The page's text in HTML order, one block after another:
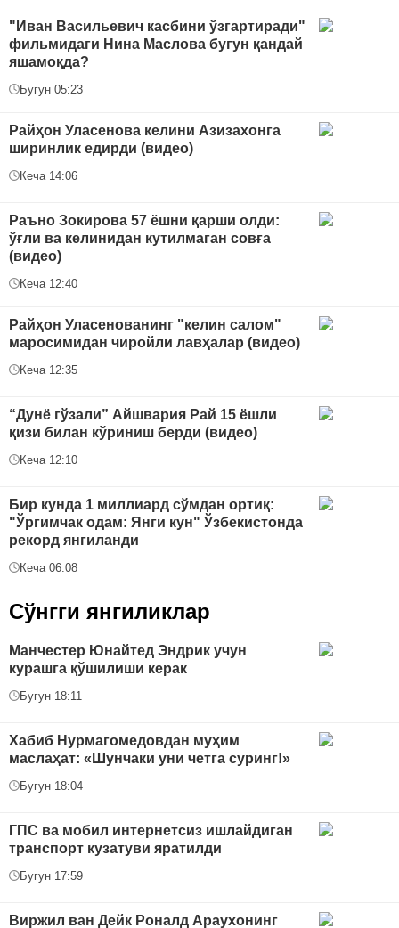
"Иван Васильевич касбини ўзгартиради"
фильмидаги Нина Маслова бугун қандай
яшамоқда?
Бугун 05:23
Райҳон Уласенова келини Азизахонга
ширинлик едирди (видео)
Кеча 14:06
Раъно Зокирова 57 ёшни қарши олди:
ўғли ва келинидан кутилмаган совға
(видео)
Кеча 12:40
Райҳон Уласенованинг "келин салом"
маросимидан чиройли лавҳалар (видео)
Кеча 12:35
“Дунё гўзали” Айшвария Рай 15 ёшли
қизи билан кўриниш берди (видео)
Кеча 12:10
Бир кунда 1 миллиард сўмдан ортиқ:
"Ўргимчак одам: Янги кун" Ўзбекистонда
рекорд янгиланди
Кеча 06:08
Сўнгги янгиликлар
Манчестер Юнайтед Эндрик учун
курашга қўшилиши керак
Бугун 18:11
Хабиб Нурмагомедовдан муҳим
маслаҳат: «Шунчаки уни четга суринг!»
Бугун 18:04
ГПС ва мобил интернетсиз ишлайдиган
транспорт кузатуви яратилди
Бугун 17:59
Виржил ван Дейк Роналд Араухонинг